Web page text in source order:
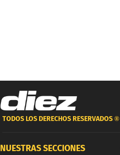
TODOS LOS DERECHOS RESERVADOS ®
NUESTRAS SECCIONES